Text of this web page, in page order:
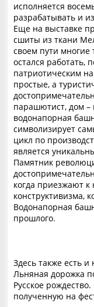
исполняется
разрабатывать и
Еще на выставке
сшиты из ткани
своем пути многие
остался работать,
патриотическим
простые, а
парашютист, дом –
водонапорная
символизирует
цикл по
является
Памятник
когда приезжают к
конструктивизма,
Водонапорная
прошлого.
Здесь также есть
Льняная дорожка
Русское
полученную на